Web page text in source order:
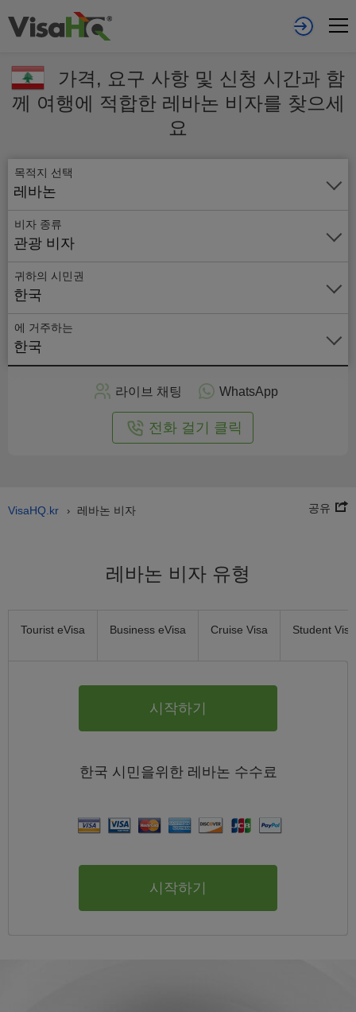
가격, 요구 사항 및 신청 시간과 함
께 여행에 적합한 레바논 비자를 찾으세
요
목적지 선택
레바논
비자 종류
관광 비자
귀하의 시민권
한국
에 거주하는
한국
온
라
인
라이브 채팅 WhatsApp
전화 걸기 클릭
VisaHQ.kr › 레바논 비자 공유
레바논 비자 유형
Tourist eVisa Business eVisa Cruise Visa Student Visa
시작하기
한국 시민을위한 레바논 수수료
시작하기